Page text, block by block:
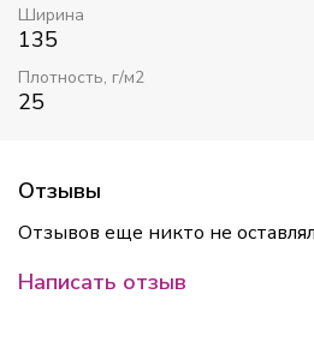
Ширина
135
Плотность, г/м2
25
Отзывы
Отзывов еще никто не оставлял
Написать отзыв